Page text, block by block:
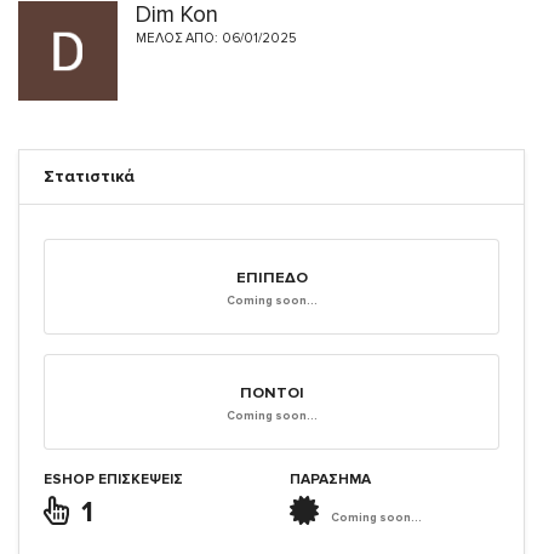
Dim Kon
ΜΈΛΟΣ ΑΠΌ: 06/01/2025
Στατιστικά
ΕΠΊΠΕΔΟ
Coming soon...
ΠΌΝΤΟΙ
Coming soon...
ESHOP ΕΠΙΣΚΈΨΕΙΣ
1
ΠΑΡΑΣΗΜΑ
Coming soon...